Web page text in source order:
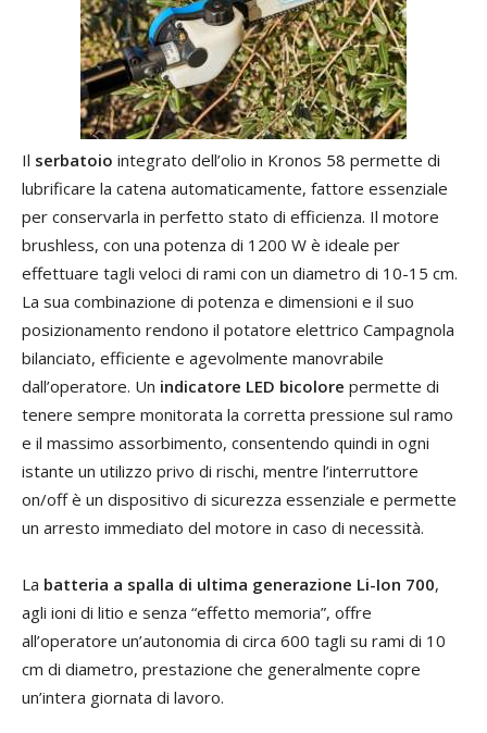
Il serbatoio integrato dell’olio in Kronos 58 permette di
lubrificare la catena automaticamente, fattore essenziale
per conservarla in perfetto stato di efficienza. Il motore
brushless, con una potenza di 1200 W è ideale per
effettuare tagli veloci di rami con un diametro di 10-15 cm.
La sua combinazione di potenza e dimensioni e il suo
posizionamento rendono il potatore elettrico Campagnola
bilanciato, efficiente e agevolmente manovrabile
dall’operatore. Un indicatore LED bicolore permette di
tenere sempre monitorata la corretta pressione sul ramo
e il massimo assorbimento, consentendo quindi in ogni
istante un utilizzo privo di rischi, mentre l’interruttore
on/off è un dispositivo di sicurezza essenziale e permette
un arresto immediato del motore in caso di necessità.
La batteria a spalla di ultima generazione Li-Ion 700,
agli ioni di litio e senza “effetto memoria”, offre
all’operatore un’autonomia di circa 600 tagli su rami di 10
cm di diametro, prestazione che generalmente copre
un’intera giornata di lavoro.